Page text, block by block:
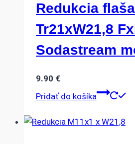
Redukcia flaša
Tr21xW21,8
Sodastream
9.90 €
Pridať do košíka